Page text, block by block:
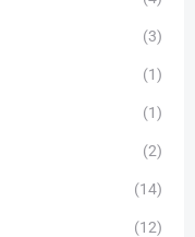
(3)
(1)
(1)
(2)
(14)
(12)